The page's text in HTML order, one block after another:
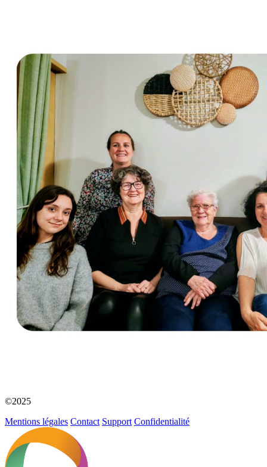
©2025
Mentions légales Contact Support Confidentialité